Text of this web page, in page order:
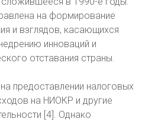
на формирование
и взглядов, касающихся
инноваций и
отставания страны.
предоставлении налоговых
на НИОКР и другие
[4]. Однако